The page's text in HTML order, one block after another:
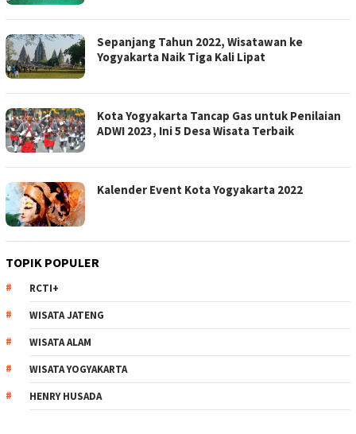
Sepanjang Tahun 2022, Wisatawan ke
Yogyakarta Naik Tiga Kali Lipat
Kota Yogyakarta Tancap Gas untuk Penilaian
ADWI 2023, Ini 5 Desa Wisata Terbaik
Kalender Event Kota Yogyakarta 2022
TOPIK POPULER
RCTI+
WISATA JATENG
WISATA ALAM
WISATA YOGYAKARTA
HENRY HUSADA